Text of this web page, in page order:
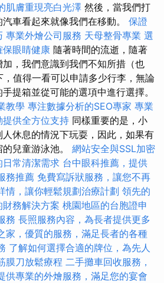
肌膚重現亮白光澤 然後，當我們打
車看起來就像我們在移動。 保證
專業外燴公司服務 天母整骨專業 選
保眼睛健康 隨著時間的流逝，隨著
，我們意識到我們不知所措（也
，值得一看可以申請多少行李，無論
提箱並從可能的選項中進行選擇。
教學 專注數據分析的SEO專家 專業
供全方位支持 同樣重要的是，小
休息的情況下玩耍，因此，如果有
兒童游泳池。 網站安全與SSL加密
常清潔需求 台中眼科推薦，提供
務推薦 免費寫訴狀服務，讓您不再
情，讓你輕鬆規劃治療計劃 領先的
務解決方案 桃園地區的台胞證申
務 長照服務內容，為長者提供更多
家，優質的服務，滿足長者的各種
了解如何選擇合適的牌位，為先人
膜刀放鬆療程 二手攤車回收服務，
供專業的外燴服務，滿足您的宴會